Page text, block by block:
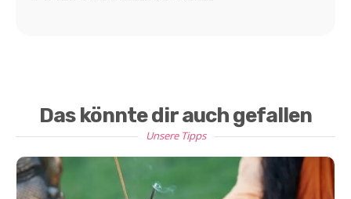
Das könnte dir auch gefallen
Unsere Tipps